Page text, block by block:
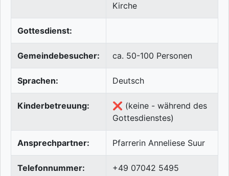
Kirche
Gottesdienst:
Gemeindebesucher: ca. 50-100 Personen
Sprachen: Deutsch
Kinderbetreuung:
❌ (keine - während des
Gottesdienstes)
Ansprechpartner: Pfarrerin Anneliese Suur
Telefonnummer: +49 07042 5495